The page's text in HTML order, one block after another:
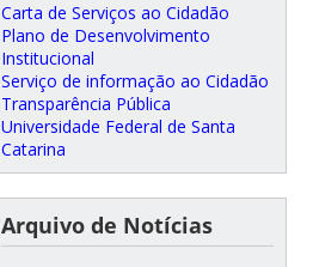
Carta de Serviços ao Cidadão
Plano de Desenvolvimento
Institucional
Serviço de informação ao Cidadão
Transparência Pública
Universidade Federal de Santa
Catarina
Arquivo de Notícias